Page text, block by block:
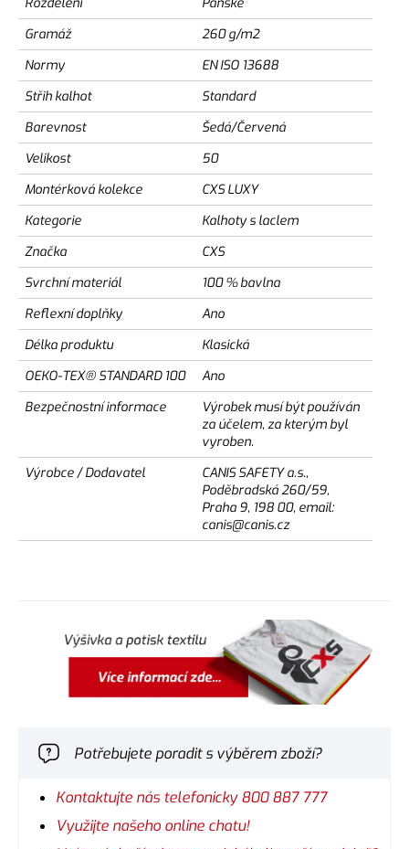
Gramáž
260 g/m2
Normy
EN ISO 13688
Střih kalhot
Standard
Barevnost
Šedá/Červená
Velikost
50
Montérková kolekce
CXS LUXY
Kategorie
Kalhoty s laclem
Značka
CXS
Svrchní materiál
100 % bavlna
Reflexní doplňky
Ano
Délka produktu
Klasická
OEKO-TEX® STANDARD 100
Ano
Bezpečnostní informace
Výrobek musí být používán
za účelem, za kterým byl
vyroben.
Výrobce / Dodavatel
CANIS SAFETY a.s.,
Poděbradská 260/59,
Praha 9, 198 00, email:
canis@canis.cz
Potřebujete poradit s výběrem zboží?
Kontaktujte nás telefonicky 800 887 777
Využijte našeho online chatu!